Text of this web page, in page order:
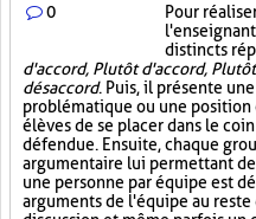
0 Pour
distincts
d'accord, Plutôt d'accord,
désaccord. Puis, il présente
problématique ou une
élèves de se placer dans le
défendue. Ensuite, chaque
argumentaire lui permettant
une personne par équipe est
arguments de l'équipe au reste